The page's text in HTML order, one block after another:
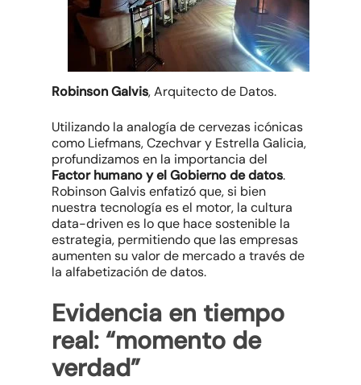
Robinson Galvis, Arquitecto de Datos.
Utilizando la analogía de cervezas icónicas
como Liefmans, Czechvar y Estrella Galicia,
profundizamos en la importancia del
Factor humano y el Gobierno de datos.
Robinson Galvis enfatizó que, si bien
nuestra tecnología es el motor, la cultura
data-drivenes lo que hace sostenible la
estrategia, permitiendo que las empresas
aumenten su valor de mercado a través de
la alfabetización de datos.
Evidencia en tiempo
real: “momento de
verdad”